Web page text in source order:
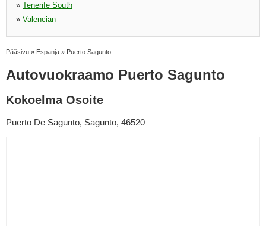
» Tenerife South
» Valencian
Pääsivu » Espanja » Puerto Sagunto
Autovuokraamo Puerto Sagunto
Kokoelma Osoite
Puerto De Sagunto, Sagunto, 46520